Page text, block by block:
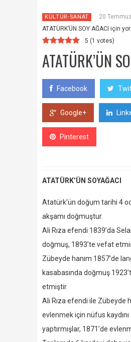
KÜLTÜR-SANAT 20
ATATÜRK’ÜN SOY AĞACI için
5 (1 votes)
ATATÜRK’ÜN
Facebook
Google+
Pinterest
ATATÜRK’ÜN SOYAĞACI
Atatürk’ün doğum tarihi 4
akşamı doğmuştur.
Ali Rıza efendi 1839’da
doğmuş, 1893’te vefat
Zübeyde hanım 1857’de
kasabasında doğmuş
etmiştir.
Ali Rıza efendi ile Zübeyde
evlenmek için nüfus
yaptırmışlar, 1871’de